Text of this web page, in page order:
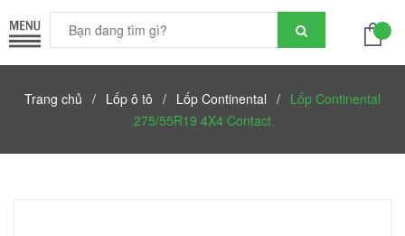
Trang chủ / Lốp ô tô / Lốp Continental / Lốp Continental
275/55R19 4X4 Contact